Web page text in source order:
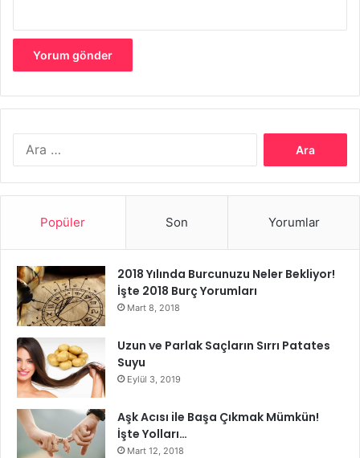
İhtiyacınız olan malzemeler:
Aloe vera jeli – 1 yemek kaşığı
Sandal ağacı tozu – 1 yemek kaşığı
Tam yağlı süt – 2 yemek kaşığı
Malzemeleri bir araya getirin
Karıştırma kabına 1 çorba kaşığı aloe vera jeli dökün.
Popüler Son Yorumlar
2018 Yılında Burcunuzu Neler Bekliyor!
İşte 2018 Burç Yorumları
Mart 8, 2018
Uzun ve Parlak Saçların Sırrı Patates
Suyu
Eylül 3, 2019
Aşk Acısı ile Başa Çıkmak Mümkün!
İşte Yolları…
Mart 12, 2018